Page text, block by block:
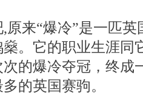
原来“爆冷”是一匹
燊。它的职业生涯同
的爆冷夺冠，终成
的英国赛驹。